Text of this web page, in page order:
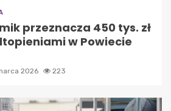
przeznacza 450 tys. zł
w Powiecie
2026 223